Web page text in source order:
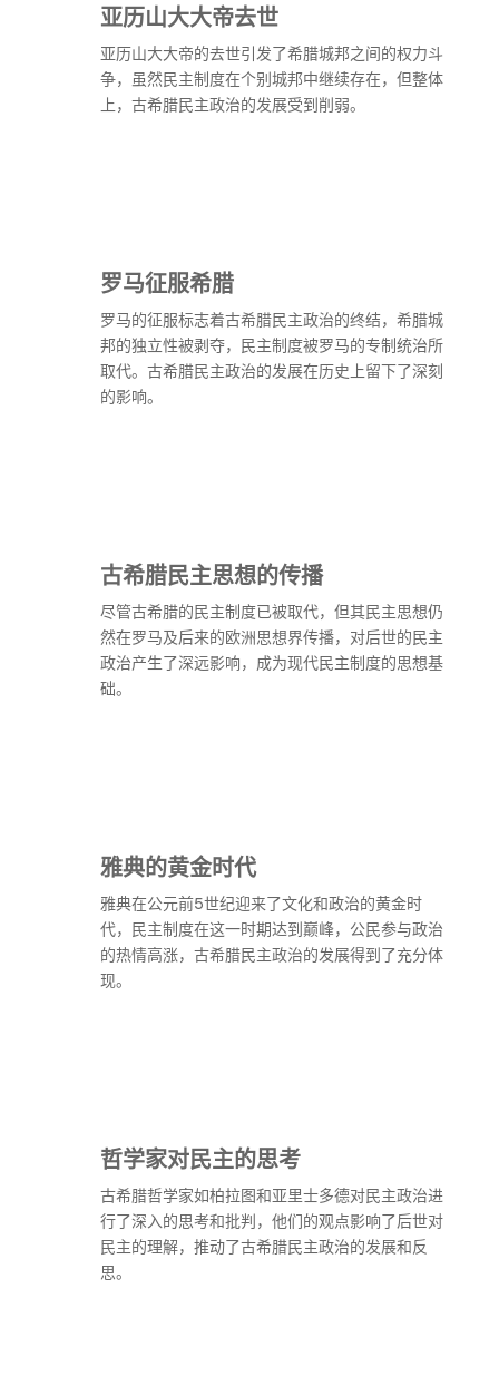
亚历山大大帝去世
亚历山大大帝的去世引发了希腊城邦之间的权力斗
争，虽然民主制度在个别城邦中继续存在，但整体
上，古希腊民主政治的发展受到削弱。
罗马征服希腊
罗马的征服标志着古希腊民主政治的终结，希腊城
邦的独立性被剥夺，民主制度被罗马的专制统治所
取代。古希腊民主政治的发展在历史上留下了深刻
的影响。
古希腊民主思想的传播
尽管古希腊的民主制度已被取代，但其民主思想仍
然在罗马及后来的欧洲思想界传播，对后世的民主
政治产生了深远影响，成为现代民主制度的思想基
础。
雅典的黄金时代
雅典在公元前5世纪迎来了文化和政治的黄金时
代，民主制度在这一时期达到巅峰，公民参与政治
的热情高涨，古希腊民主政治的发展得到了充分体
现。
哲学家对民主的思考
古希腊哲学家如柏拉图和亚里士多德对民主政治进
行了深入的思考和批判，他们的观点影响了后世对
民主的理解，推动了古希腊民主政治的发展和反
思。